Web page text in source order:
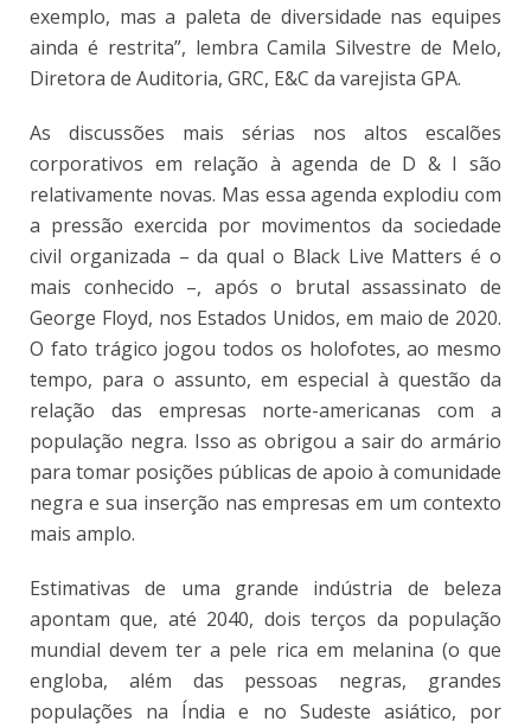
exemplo, mas a paleta de diversidade nas equipes
ainda é restrita”, lembra Camila Silvestre de Melo,
Diretora de Auditoria, GRC, E&C da varejista GPA.
As discussões mais sérias nos altos escalões
corporativos em relação à agenda de D & I são
relativamente novas. Mas essa agenda explodiu com
a pressão exercida por movimentos da sociedade
civil organizada – da qual o Black Live Matters é o
mais conhecido –, após o brutal assassinato de
George Floyd, nos Estados Unidos, em maio de 2020.
O fato trágico jogou todos os holofotes, ao mesmo
tempo, para o assunto, em especial à questão da
relação das empresas norte-americanas com a
população negra. Isso as obrigou a sair do armário
para tomar posições públicas de apoio à comunidade
negra e sua inserção nas empresas em um contexto
mais amplo.
Estimativas de uma grande indústria de beleza
apontam que, até 2040, dois terços da população
mundial devem ter a pele rica em melanina (o que
engloba, além das pessoas negras, grandes
populações na Índia e no Sudeste asiático, por